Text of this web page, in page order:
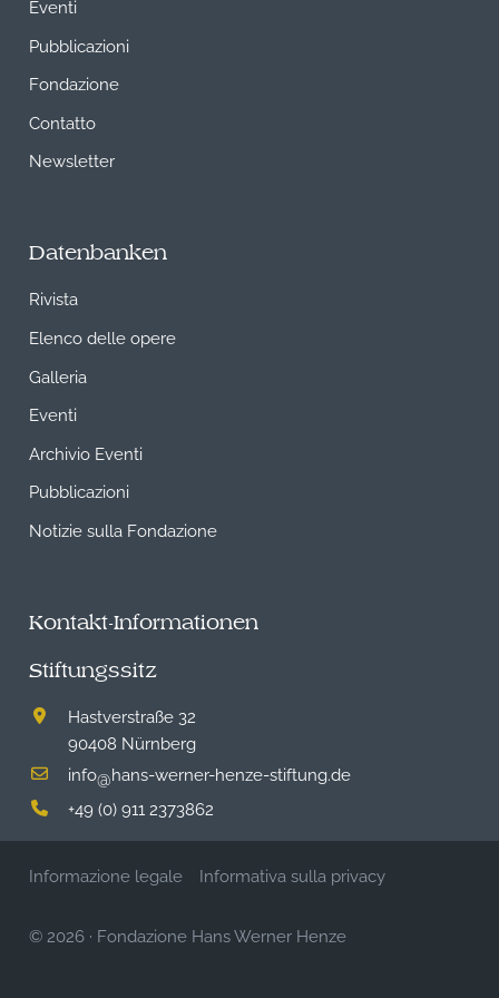
Eventi
Pubblicazioni
Fondazione
Contatto
Newsletter
Datenbanken
Rivista
Elenco delle opere
Galleria
Eventi
Archivio Eventi
Pubblicazioni
Notizie sulla Fondazione
Kontakt-Informationen
Stiftungssitz
Hastverstraße 32
90408 Nürnberg
info@hans-werner-henze-stiftung.de
+49 (0) 911 2373862
Informazione legale Informativa sulla privacy
© 2026 · Fondazione Hans Werner Henze